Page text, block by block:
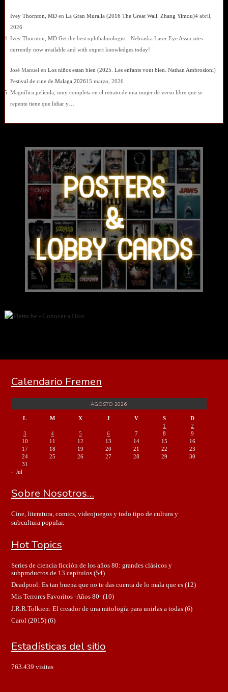
Ivey Thornton, MDen La Gran Muralla (2016 The Great Wall. Zhang Yimou)4 abril,
2026
Ivey Thornton, MD Get the best ophthalmologist - Nebraska Laser Eye Associates
currently now available and with expert knowledges today!
José Manuel en Los niños estan bien (2025. Les enfants vont bien. Nathan Ambrosioni)
Festival de cine de Malaga 202615 marzo, 2026
Magnífica película; muy completa en el retrato de una mujer de verso libre que se
repente tiene que lidiar y…
Calendario Fremen
AGOSTO 2026
L M X J V S
D
1
2
3
4 5 6 7 8
9
10
11 12 13 14 15
16
17
18 19 20 21 22
23
24
25 26 27 28 29
30
31
« Jul
Sobre Nosotros…
Cine, literatura, comics, videojuegos y todo tipo de cultura y
subcultura popular.
Hot Topics
Series de ciencia ficción de los años 80: grandes clásicos y
subproductos de 13 capítulos(54)
Deadpool: Es tan buena que no te das cuenta de lo mala que es(12)
Mis Terrores Favoritos -Años 80-(10)
J.R.R.Tolkien: El creador de una mitología para unirlas a todas(6)
Carol (2015)(6)
Estadísticas del sitio
763.439 visitas